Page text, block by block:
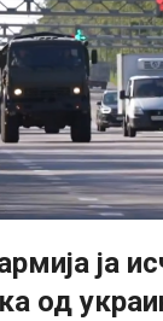
ја
од